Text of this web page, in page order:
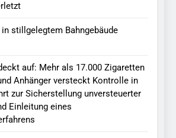
in stillgelegtem Bahngebäude
auf: Mehr als 17.000 Zigaretten
Anhänger versteckt Kontrolle in
zur Sicherstellung unversteuerter
Einleitung eines